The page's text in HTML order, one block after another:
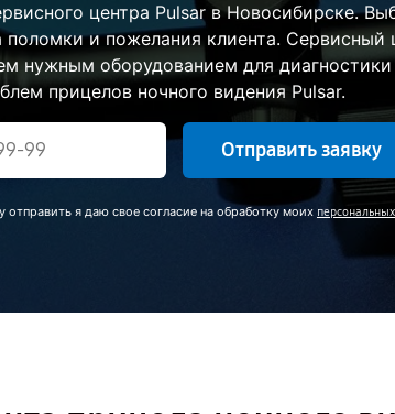
центра Pulsar в Новосибирске.
поломки и пожелания клиента. Сервисный
нужным оборудованием для
прицелов ночного видения Pulsar.
Отправить заявку
отправить я даю свое согласие на обработку моих персональных